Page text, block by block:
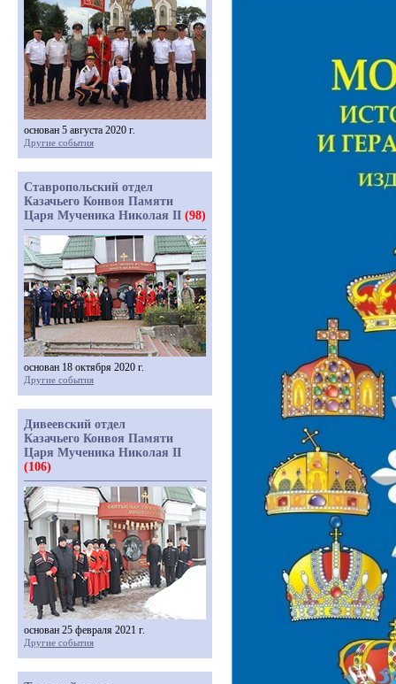
основан 5 августа 2020 г.
Другие события
Ставропольский отдел
Казачьего Конвоя Памяти
Царя Мученика Николая II (98)
основан 18 октября 2020 г.
Другие события
Дивеевский отдел
Казачьего Конвоя Памяти
Царя Мученика Николая II
(106)
основан 25 февраля 2021 г.
Другие события